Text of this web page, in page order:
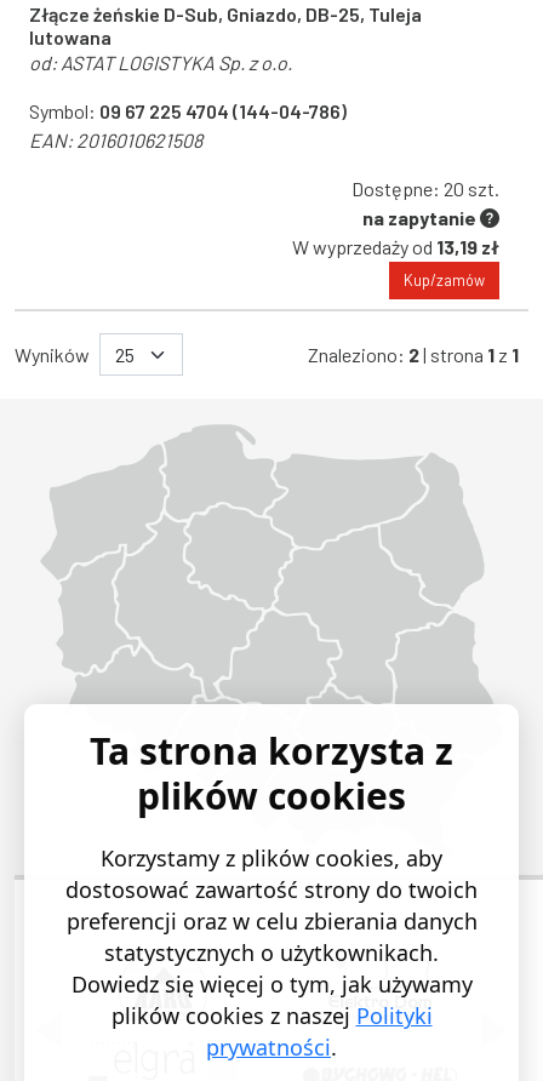
Złącze żeńskie D-Sub, Gniazdo, DB-25, Tuleja
lutowana
od: ASTAT LOGISTYKA Sp. z o.o.
Symbol: 09 67 225 4704 (144-04-786)
EAN: 2016010621508
Dostępne: 20 szt.
na zapytanie
W wyprzedaży od 13,19 zł
Kup/zamów
Wyników Znaleziono: 2| strona 1 z 1
POPRZEDNI SLAJD
Ta strona korzysta z
plików cookies
Korzystamy z plików cookies, aby
dostosować zawartość strony do twoich
preferencji oraz w celu zbierania danych
statystycznych o użytkownikach.
Dowiedz się więcej o tym, jak używamy
plików cookies z naszej Polityki
prywatności.